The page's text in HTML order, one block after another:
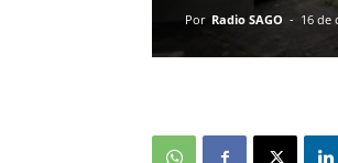
Por Radio SAGO - 16 de